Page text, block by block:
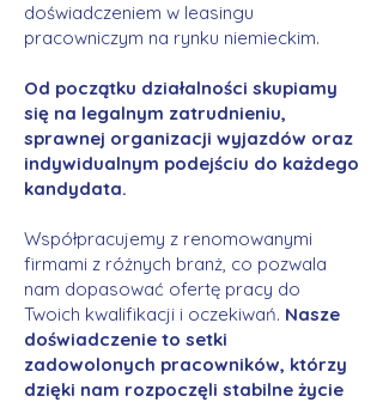
doświadczeniem w leasingu
pracowniczym na rynku niemieckim.
Od początku działalności skupiamy
się na legalnym zatrudnieniu,
sprawnej organizacji wyjazdów oraz
indywidualnym podejściu do każdego
kandydata.
Współpracujemy z renomowanymi
firmami z różnych branż, co pozwala
nam dopasować ofertę pracy do
Twoich kwalifikacji i oczekiwań. Nasze
doświadczenie to setki
zadowolonych pracowników, którzy
dzięki nam rozpoczęli stabilne życie